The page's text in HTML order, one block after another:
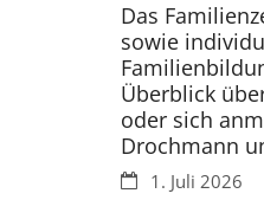
Das
sowie
Überblick
oder sich
Drochmann
Datum:1. Juli 2026